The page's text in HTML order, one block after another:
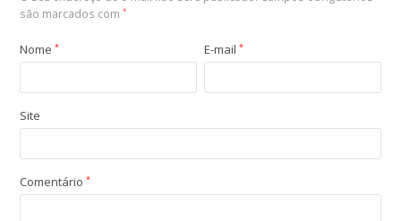
são marcados com*
Nome* E-mail*
Site
Comentário*